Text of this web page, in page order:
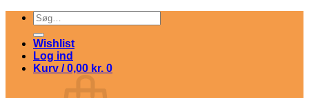
Fortsæt
indhold
Søg
efter:
Wishlist
Log ind
Kurv /0,00 kr. 0